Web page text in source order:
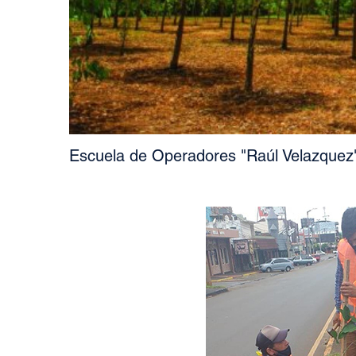
Escuela de Operadores "Raúl